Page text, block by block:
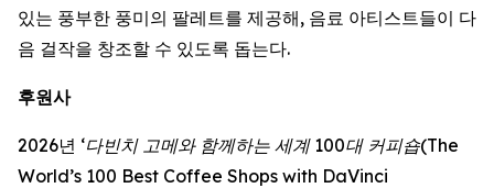
있는 풍부한 풍미의 팔레트를 제공해, 음료 아티스트들이 다
음 걸작을 창조할 수 있도록 돕는다. ​
후원사
2026년 ‘다빈치 고메와 함께하는 세계100대 커피숍(The
World’s 100 Best Coffee Shops with DaVinci